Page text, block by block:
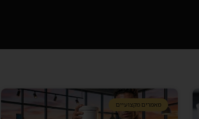
מאמרים מקצועיים